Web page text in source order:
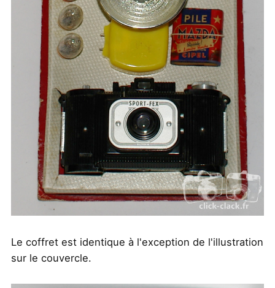
Le coffret est identique à l'exception de l'illustration
sur le couvercle.